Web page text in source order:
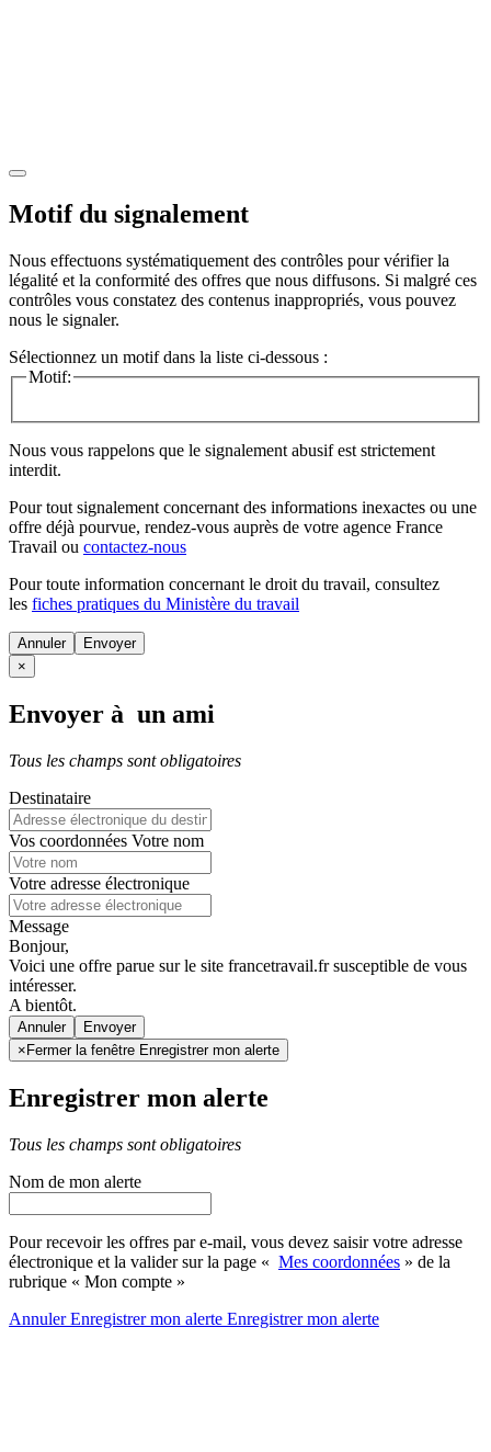
Motif du signalement
Nous effectuons systématiquement des contrôles pour vérifier la
légalité et la conformité des offres que nous diffusons. Si malgré ces
contrôles vous constatez des contenus inappropriés, vous pouvez
nous le signaler.
Sélectionnez un motif dans la liste ci-dessous :
Motif:
Nous vous rappelons que le signalement abusif est strictement
interdit.
Pour tout signalement concernant des informations inexactes ou une
offre déjà pourvue, rendez-vous auprès de votre agence France
Travail ou contactez-nous
Pour toute information concernant le droit du travail, consultez
les fiches pratiques du Ministère du travail
Annuler
×
Envoyer à un ami
Tous les champs sont obligatoires
Destinataire
Vos coordonnées Votre nom
Votre adresse électronique
Message
Bonjour,
Voici une offre parue sur le site francetravail.fr susceptible de vous
intéresser.
A bientôt.
Annuler
× Fermer la fenêtre Enregistrer mon alerte
Enregistrer mon alerte
Tous les champs sont obligatoires
Nom de mon alerte
Pour recevoir les offres par e-mail, vous devez saisir votre adresse
électronique et la valider sur la page « Mes coordonnées » de la
rubrique « Mon compte »
AnnulerEnregistrer mon alerte Enregistrermon alerte